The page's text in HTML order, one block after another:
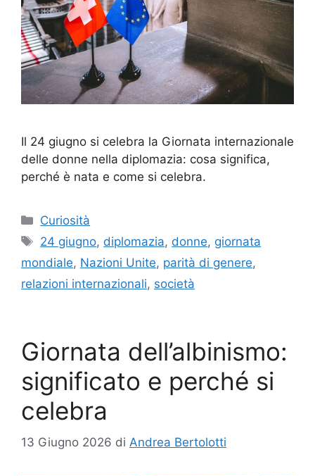
Il 24 giugno si celebra la Giornata internazionale
delle donne nella diplomazia: cosa significa,
perché è nata e come si celebra.
Categorie
Curiosità
Tag
24 giugno, diplomazia, donne, giornata
mondiale, Nazioni Unite, parità di genere,
relazioni internazionali, società
Giornata dell’albinismo:
significato e perché si
celebra
13 Giugno 2026 di Andrea Bertolotti